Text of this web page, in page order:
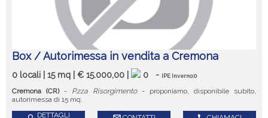
Box / Autorimessa in vendita a Cremona
0 locali | 15 mq | € 15.000,00 | 0 - IPE Inverno:0
Cremona (CR)- P.zza Risorgimento- proponiamo, disponibile subito,
autorimessa di 15 mq.
DETTAGLI